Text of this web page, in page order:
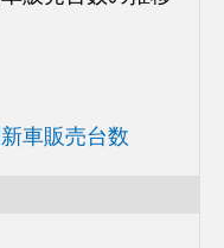
新車販売台数